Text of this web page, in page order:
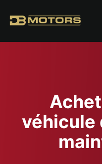
véhicule